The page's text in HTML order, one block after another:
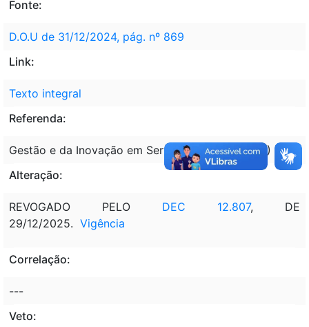
Fonte:
D.O.U de 31/12/2024, pág. nº 869
Link:
Texto integral
Referenda:
Gestão e da Inovação em Serviços Públicos (MGI)
Alteração:
REVOGADO PELO DEC 12.807, DE
29/12/2025. Vigência
Correlação:
---
Veto: